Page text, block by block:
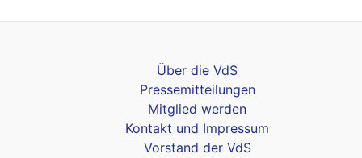
Über die VdS
Pressemitteilungen
Mitglied werden
Kontakt und Impressum
Vorstand der VdS